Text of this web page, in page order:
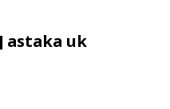
astaka uk